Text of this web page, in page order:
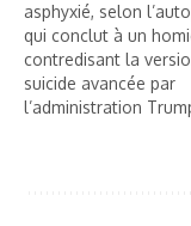
asphyxié, selon
qui conclut à un
contredisant la
suicide avancée par
l’administration